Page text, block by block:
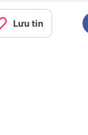
Lưu tin